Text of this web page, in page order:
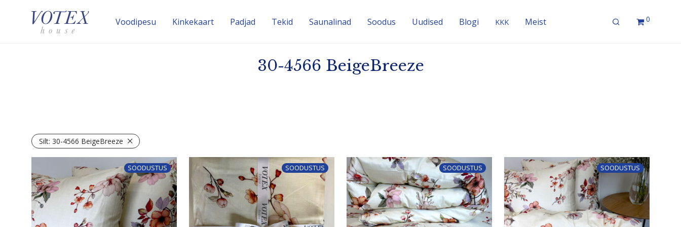
Voodipesu Kinke­kaart Padjad Tekid Sauna­linad Soodus Uudised Blogi KKK Meist 0
30-4566 BeigeBreeze
Silt: 30-4566 BeigeBreeze
SOODUSTUS SOODUSTUS SOODUSTUS SOODUSTUS